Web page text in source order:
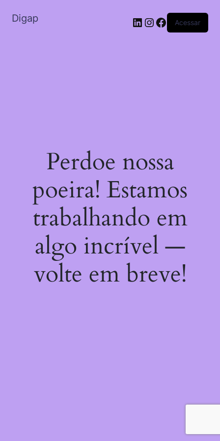
Digap Acessar
Perdoe nossa
poeira! Estamos
trabalhando em
algo incrível —
volte em breve!